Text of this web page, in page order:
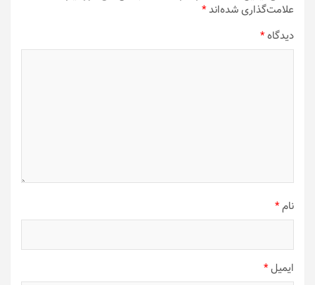
علامت‌گذاری شده‌اند*
دیدگاه*
نام*
ایمیل*